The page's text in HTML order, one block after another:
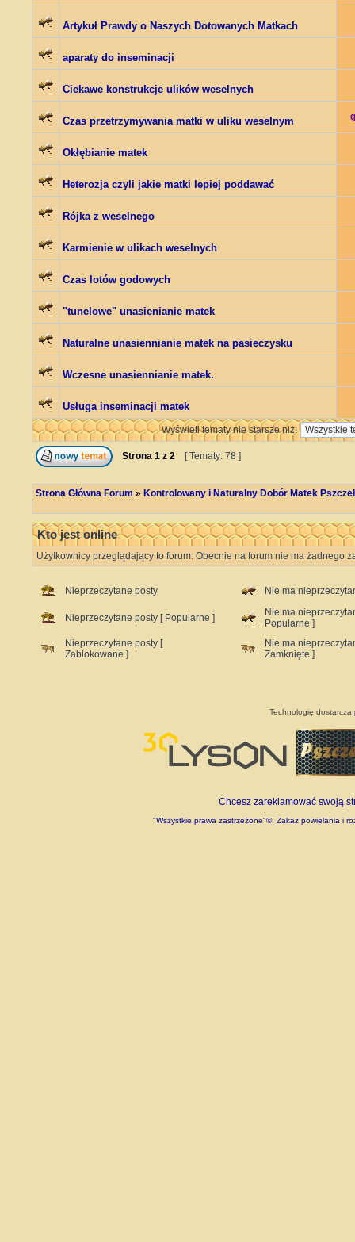
Artykuł Prawdy o Naszych Dotowanych Matkach
aparaty do inseminacji
Ciekawe konstrukcje ulików weselnych
Czas przetrzymywania matki w uliku weselnym
Okłębianie matek
Heterozja czyli jakie matki lepiej poddawać
Rójka z weselnego
Karmienie w ulikach weselnych
Czas lotów godowych
"tunelowe" unasienianie matek
Naturalne unasiennianie matek na pasieczysku
Wczesne unasiennianie matek.
Usługa inseminacji matek
Wyświetl tematy nie starsze niż:
Strona 1 z 2 [ Tematy: 78 ]
Strona Główna Forum » Kontrolowany i Naturalny Dobór Matek
Kto jest online
Użytkownicy przeglądający to forum: Obecnie na forum nie ma żadnego
Nieprzeczytane posty Nie ma
Nieprzeczytane posty [ Popularne ]
Nie ma
Popularne ]
Nieprzeczytane posty [
Zablokowane ]
Nie ma
Zamknięte ]
Technologię dostarcza
Chcesz zareklamować swoją
"Wszystkie prawa zastrzeżone"©. Zakaz powielania i